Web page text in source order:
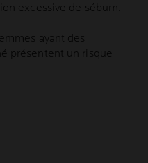
excessive de sébum.
ayant des
présentent un risque